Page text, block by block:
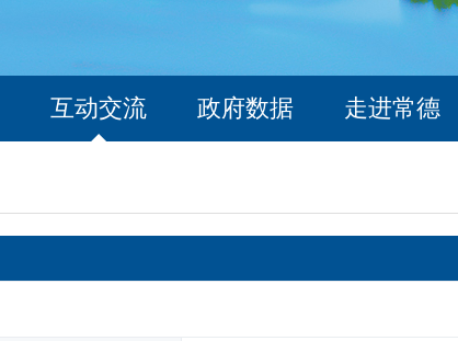
互动交流 政府数据 走进常德